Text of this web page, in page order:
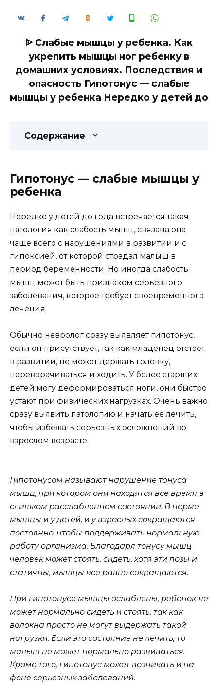
ᐉ Слабые мышцы у ребенка. Как
укрепить мышцы ног ребенку в
домашних условиях. Последствия и
опасность Гипотонус — слабые
мышцы у ребенка Нередко у детей до
Содержание
Гипотонус — слабые мышцы у
ребенка
Нередко у детей до года встречается такая
патология как слабость мышц, связана она
чаще всего с нарушениями в развитии и с
гипоксией, от которой страдал малыш в
период беременности. Но иногда слабость
мышц может быть признаком серьезного
заболевания, которое требует своевременного
лечения.
Обычно невролог сразу выявляет гипотонус,
если он присутствует, так как младенец отстает
в развитии, не может держать головку,
переворачиваться и ходить. У более старших
детей могу деформироваться ноги, они быстро
устают при физических нагрузках. Очень важно
сразу выявить патологию и начать ее лечить,
чтобы избежать серьезных осложнений во
взрослом возрасте.
Гипотонусом называют нарушение тонуса
мышц, при котором они находятся все время в
слишком расслабленном состоянии. В норме
мышцы и у детей, и у взрослых сокращаются
постоянно, чтобы поддерживать нормальную
работу организма. Благодаря тонусу мышц
человек может стоять, сидеть, хотя эти позы и
статичны, мышцы все равно сокращаются.
При гипотонусе мышцы ослаблены, ребенок не
может нормально сидеть и стоять, так как
волокна просто не могут выдержать такой
нагрузки. Если это состояние не лечить, то
малыш не может нормально развиваться.
Кроме того, гипотонус может возникать и на
фоне серьезных заболеваний.